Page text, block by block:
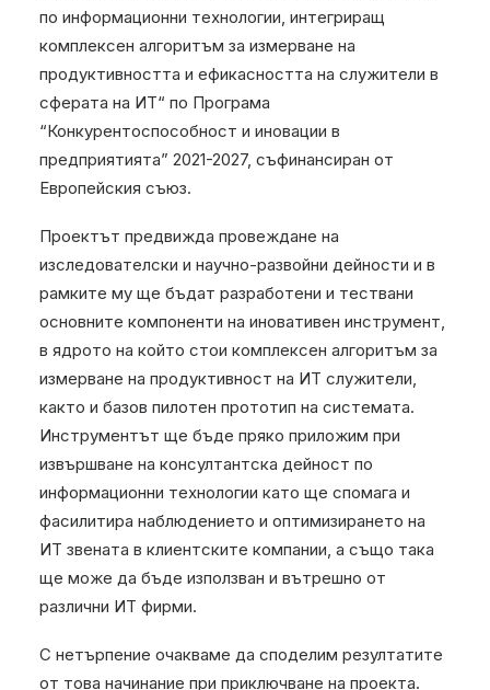
по информационни технологии, интегриращ
комплексен алгоритъм за измерване на
продуктивността и ефикасността на служители в
сферата на ИТ“ по Програма
“Конкурентоспособност и иновации в
предприятията” 2021-2027, съфинансиран от
Европейския съюз.
Проектът предвижда провеждане на
изследователски и научно-развойни дейности и в
рамките му ще бъдат разработени и тествани
основните компоненти на иновативен инструмент,
в ядрото на който стои комплексен алгоритъм за
измерване на продуктивност на ИТ служители,
както и базов пилотен прототип на системата.
Инструментът ще бъде пряко приложим при
извършване на консултантска дейност по
информационни технологии като ще спомага и
фасилитира наблюдението и оптимизирането на
ИТ звената в клиентските компании, а също така
ще може да бъде използван и вътрешно от
различни ИТ фирми.
С нетърпение очакваме да споделим резултатите
от това начинание при приключване на проекта.